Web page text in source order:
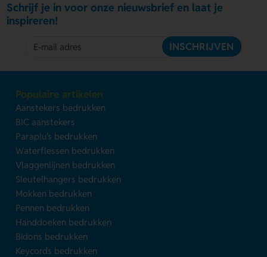
Schrijf je in voor onze nieuwsbrief en laat je
inspireren!
INSCHRIJVEN
Populaire artikelen
Aanstekers bedrukken
BIC aanstekers
Paraplu's bedrukken
Waterflessen bedrukken
Vlaggenlijnen bedrukken
Sleutelhangers bedrukken
Mokken bedrukken
Pennen bedrukken
Handdoeken bedrukken
Bidons bedrukken
Keycords bedrukken